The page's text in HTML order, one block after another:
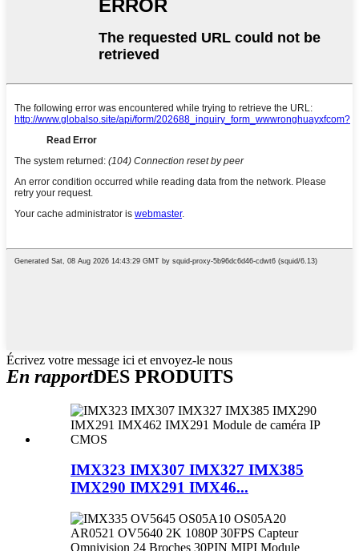
Écrivez votre message ici et envoyez-le nous
En rapportDES PRODUITS
IMX323 IMX307 IMX327 IMX385
IMX290 IMX291 IMX46...